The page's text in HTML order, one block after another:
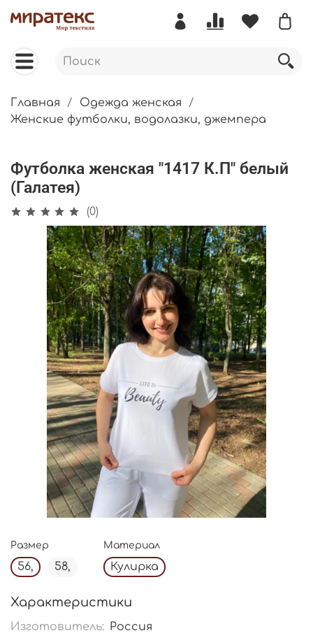
Главная
Одежда женская
Женские футболки, водолазки, джемпера
Футболка женская "1417 К.П" белый
(Галатея)
(0)
Размер
56, 58,
Материал
Кулирка
Характеристики
Изготовитель: Россия